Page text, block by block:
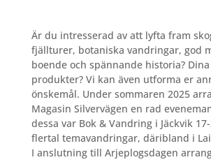
Är du intresserad av att lyfta fram
fjällturer, botaniska vandringar, god
boende och spännande historia?
produkter? Vi kan även utforma er
önskemål. Under sommaren 2025
Magasin Silvervägen en rad
dessa var Bok & Vandring i Jäckvik
flertal temavandringar, däribland i
I anslutning till Arjeplogsdagen